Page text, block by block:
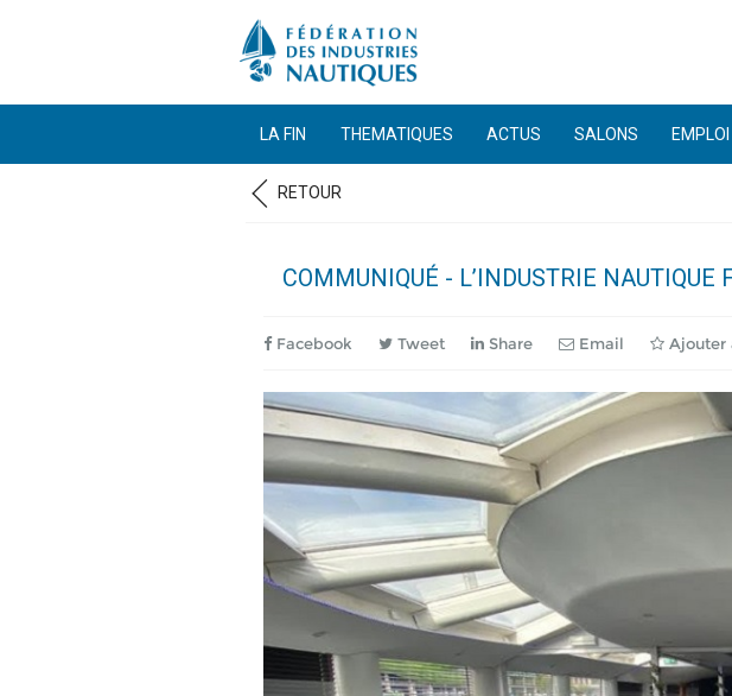
LA FIN THEMATIQUES ACTUS SALONS
RETOUR
COMMUNIQUÉ - L’INDUSTRIE
Facebook Tweet Share Email Ajouter